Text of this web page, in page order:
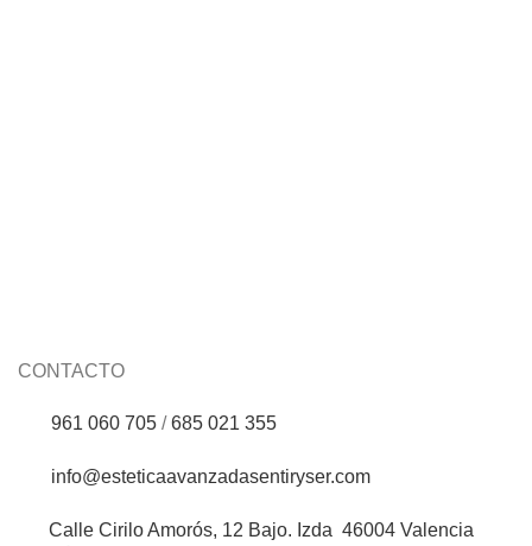
CONTACTO
961 060 705 /685 021 355
info@esteticaavanzadasentiryser.com
Calle Cirilo Amorós, 12 Bajo. Izda 46004 Valencia